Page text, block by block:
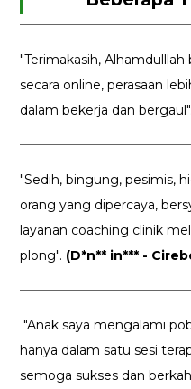
"Terimakasih,
secara online, perasaan
dalam bekerja dan bergaul".
"Sedih, bingung, pesimis,
orang yang dipercaya,
layanan coaching clinik
plong". (D*n** in*** -
"Anak saya mengalami
hanya dalam satu sesi
semoga sukses dan